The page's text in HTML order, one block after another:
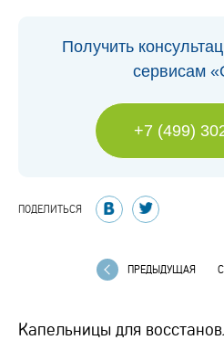
Получить
сервисам
+7 (499)
ПОДЕЛИТЬСЯ
ПРЕДЫДУЩАЯ
Капельницы для